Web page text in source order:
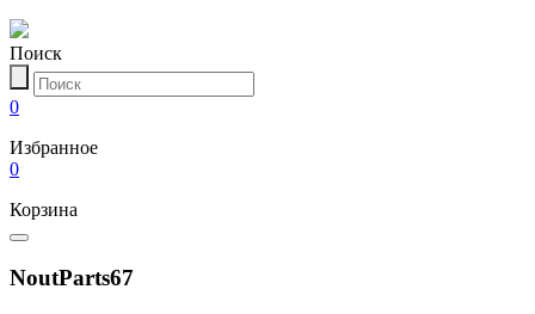
Поиск
0
Избранное
0
Корзина
NoutParts67